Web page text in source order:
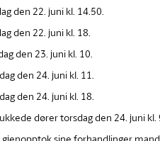
den 22. juni kl. 14.50.
den 22. juni kl. 18.
den 23. juni kl. 10.
den 24. juni kl. 11.
den 24. juni kl. 18.
dører torsdag den 24. juni kl.